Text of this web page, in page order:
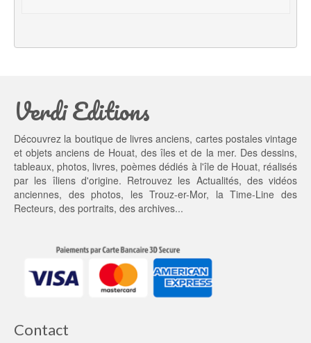
é
t :
5,
0
0 €.
s
Verdi Editions
Découvrez la boutique de livres anciens, cartes postales vintage
et objets anciens de Houat, des îles et de la mer. Des dessins,
tableaux, photos, livres, poèmes dédiés à l'île de Houat, réalisés
par les îliens d'origine. Retrouvez les Actualités, des vidéos
anciennes, desphotos, lesTrouz-er-Mor, laTime-Line des
Recteurs, des portraits, des archives...
Contact